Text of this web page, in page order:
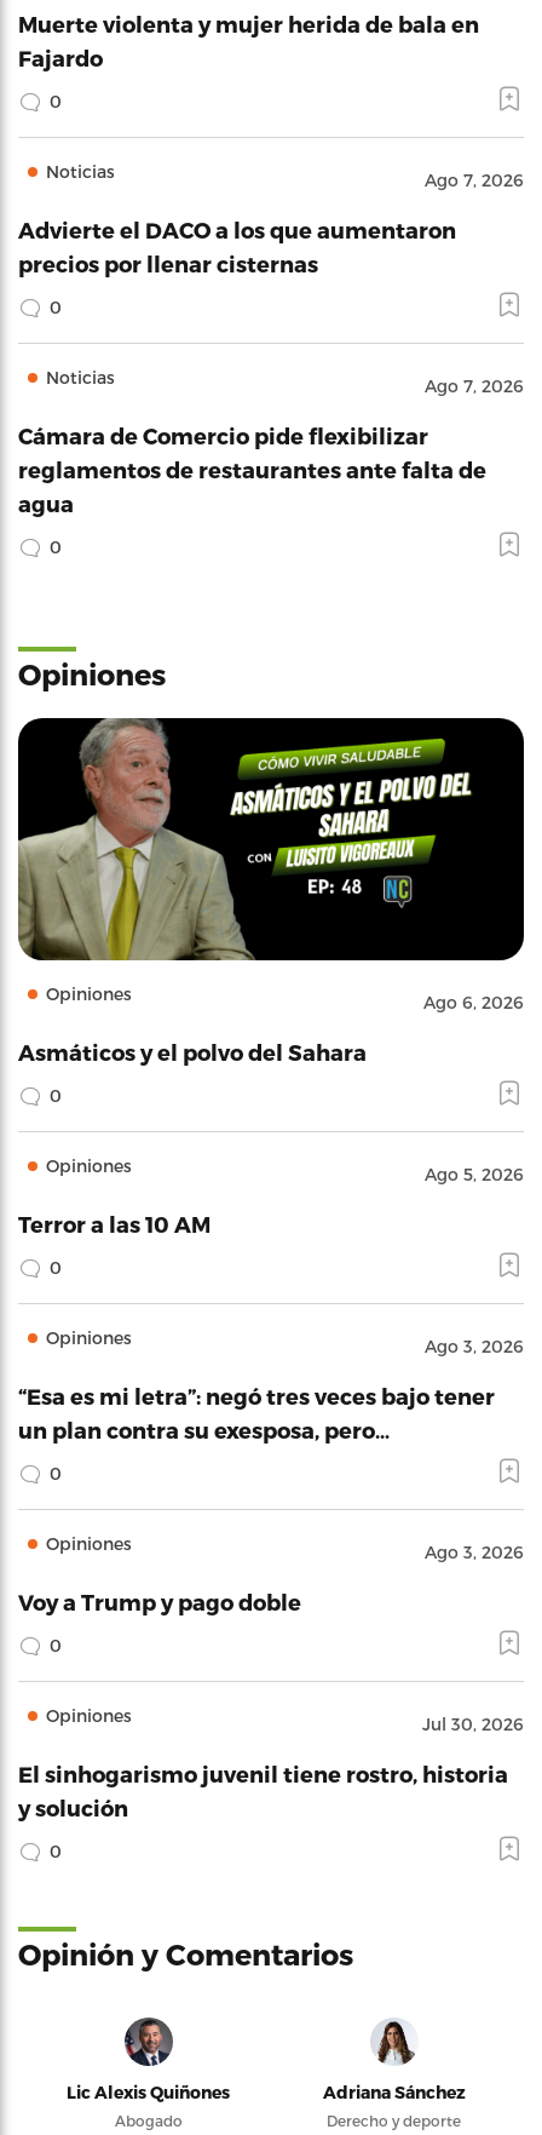
Muerte violenta y mujer herida de bala en
Fajardo
0
Noticias Ago 7, 2026
Advierte el DACO a los que aumentaron
precios por llenar cisternas
0
Noticias Ago 7, 2026
Cámara de Comercio pide flexibilizar
reglamentos de restaurantes ante falta de
agua
0
Opiniones
Opiniones Ago 6, 2026
Asmáticos y el polvo del Sahara
0
Opiniones Ago 5, 2026
Terror a las 10 AM
0
Opiniones Ago 3, 2026
“Esa es mi letra”: negó tres veces bajo tener
un plan contra su exesposa, pero…
0
Opiniones Ago 3, 2026
Voy a Trump y pago doble
0
Opiniones Jul 30, 2026
El sinhogarismo juvenil tiene rostro, historia
y solución
0
Opinión y Comentarios
Lic Alexis Quiñones
Abogado
Adriana Sánchez
Derecho y deporte